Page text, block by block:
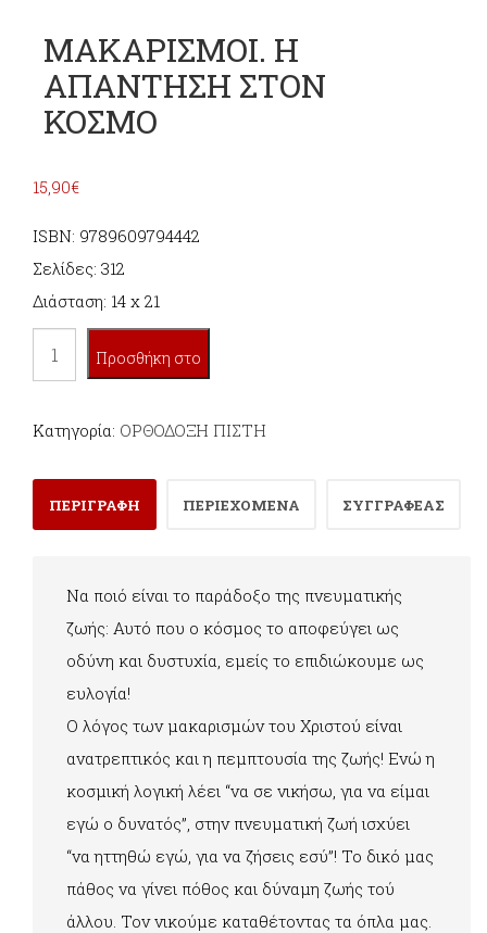
ΜΑΚΑΡΙΣΜΟΙ. Η
ΑΠΑΝΤΗΣΗ ΣΤΟΝ
ΚΟΣΜΟ
15,90€
ISBN: 9789609794442
Σελίδες: 312
Διάσταση: 14 x 21
ΜΑΚΑΡΙΣΜΟΙ.
Η
ΣΤΟΝ
ΚΟΣΜΟ
ποσότητα
Προσθήκη στο
Κατηγορία: ΟΡΘΟΔΟΞΗ ΠΙΣΤΗ
ΠΕΡΙΓΡΑΦΗ ΠΕΡΙΕΧΟΜΕΝΑ ΣΥΓΓΡΑΦΕΑΣ
Να ποιό είναι το παράδοξο της πνευματικής
ζωής: Αυτό που ο κόσμος το αποφεύγει ως
οδύνη και δυστυχία, εμείς το επιδιώκουμε ως
ευλογία!
Ο λόγος των μακαρισμών του Χριστού είναι
ανατρεπτικός και η πεμπτουσία της ζωής! Ενώ η
κοσμική λογική λέει “να σε νικήσω, για να είμαι
εγώ ο δυνατός”, στην πνευματική ζωή ισχύει
“να ηττηθώ εγώ, για να ζήσεις εσύ”! Το δικό μας
πάθος να γίνει πόθος και δύναμη ζωής τού
άλλου. Τον νικούμε καταθέτοντας τα όπλα μας.